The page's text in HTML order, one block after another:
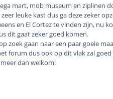
mart, mob museum en
leuke kast dus ga deze zeker
en El Cortez te vinden zijn,
dit gaat zeker goed komen.
zoek gaan naar een paar goeie
forum dus ook op dit vlak zal
dan welkom!